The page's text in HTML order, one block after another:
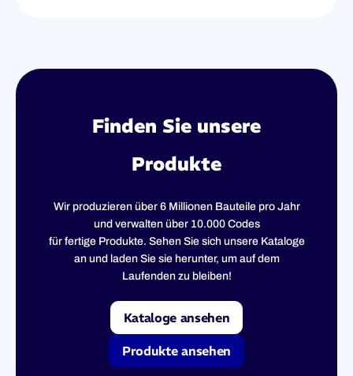
Finden Sie unsere
Produkte
Wir produzieren über 6 Millionen Bauteile pro Jahr
und verwalten über 10.000 Codes
für fertige Produkte. Sehen Sie sich unsere Kataloge
an und laden Sie sie herunter, um auf dem
Laufenden zu bleiben!
Kataloge ansehen
Produkte ansehen